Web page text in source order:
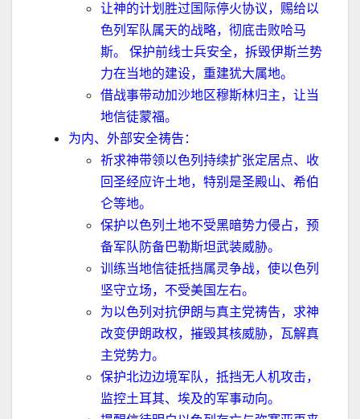
让神的计划胜过国际停火协议，赐给以
色列军队属天的战略，彻底击败哈马
斯。 保护前线士兵安全，拆毁伊斯兰势
力在当地的建设，重建犹大属地。
借战事带动加沙地区穆斯林归主，让当
地信徒蒙福。
为内、外部安全祷告：
祈求神带领以色列持续扩张定居点、收
回圣经应许土地，特别是圣殿山、希伯
仑等地。
保护以色列土地不受黑暗势力侵占，预
备军队防备巴勒斯坦武装威胁。
训练当地信徒抵挡属灵争战，使以色列
坚守立场，不受美国左右。
为以色列对抗伊朗与真主党祷告，求神
改变伊朗政权，摧毁其核威胁，瓦解真
主党势力。
保护北边边境军队，抵挡无人机攻击，
监控土耳其、埃及的军事动向。